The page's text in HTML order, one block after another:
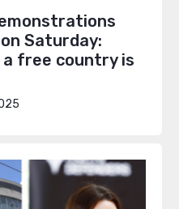
Saturday:
a free country is